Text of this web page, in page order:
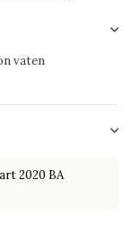
vaten
2020 BA